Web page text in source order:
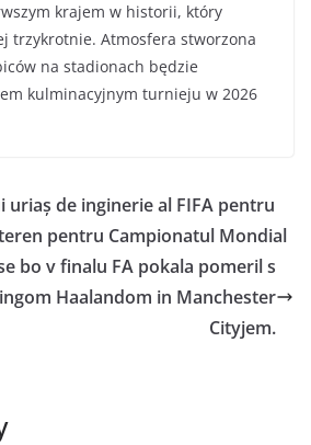
krajem w historii, który
trzykrotnie. Atmosfera stworzona
na stadionach będzie
kulminacyjnym turnieju w 2026
de inginerie al FIFA pentru
pentru Campionatul Mondial
bo v finalu FA pokala pomeril s
Haalandom in Manchester
Cityjem.